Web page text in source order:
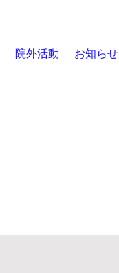
院外活動 お知らせ